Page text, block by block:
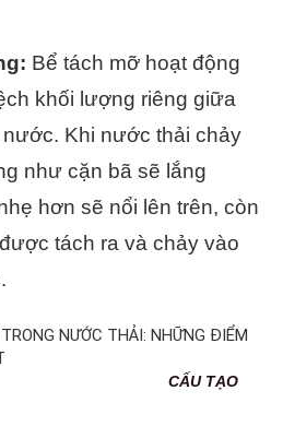
Bể tách mỡ hoạt động
khối lượng riêng giữa
Khi nước thải chảy
như cặn bã sẽ lắng
hơn sẽ nổi lên trên, còn
tách ra và chảy vào
TẠO